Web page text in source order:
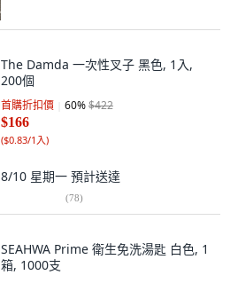
The Damda 一次性叉子 黑色, 1入,
200個
首購折扣價 60%$422
$166
($0.83/1入)
8/10 星期一 預計送達
(78)
SEAHWA Prime 衛生免洗湯匙 白色, 1
箱, 1000支